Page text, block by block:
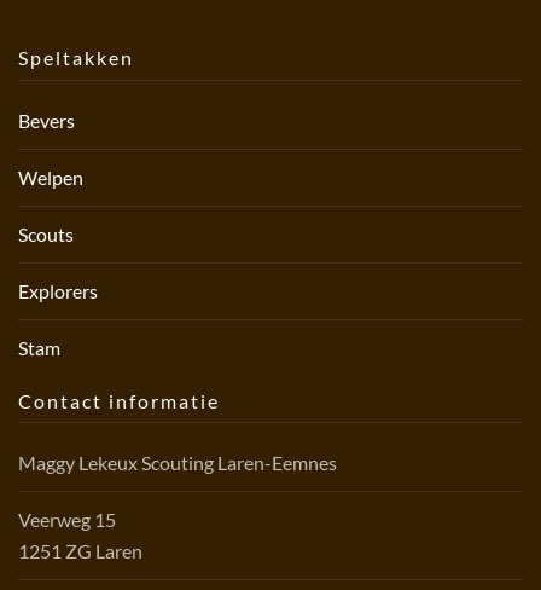
Speltakken
Bevers
Welpen
Scouts
Explorers
Stam
Contact informatie
Maggy Lekeux Scouting Laren-Eemnes
Veerweg 15
1251 ZG Laren